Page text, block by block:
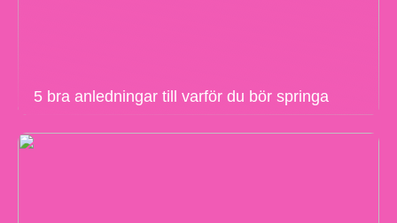
5 bra anledningar till varför du bör springa